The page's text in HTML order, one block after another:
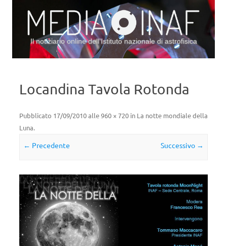
Il notiziario online dell’Istituto nazionale di astrofisica
Locandina Tavola Rotonda
Pubblicato 17/09/2010alle960 × 720 in La notte mondiale della
Luna.
← Precedente Successivo →